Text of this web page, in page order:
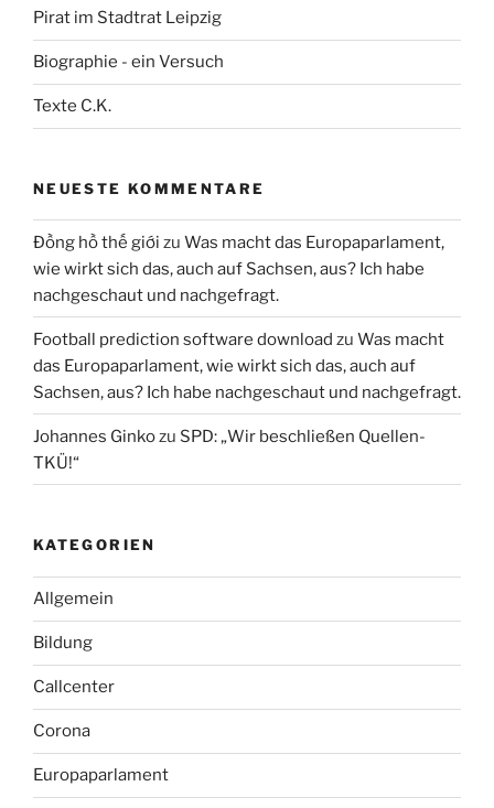
Pirat im Stadtrat Leipzig
Biographie - ein Versuch
Texte C.K.
NEUESTE KOMMENTARE
Đồng hồ thế giới zu Was macht das Europaparlament,
wie wirkt sich das, auch auf Sachsen, aus? Ich habe
nachgeschaut und nachgefragt.
Football prediction software download zu Was macht
das Europaparlament, wie wirkt sich das, auch auf
Sachsen, aus? Ich habe nachgeschaut und nachgefragt.
Johannes Ginkozu SPD: „Wir beschließen Quellen-
TKÜ!“
KATEGORIEN
Allgemein
Bildung
Callcenter
Corona
Europaparlament